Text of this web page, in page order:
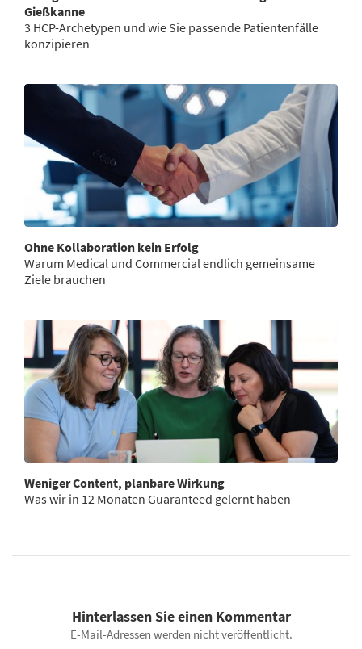
Gießkanne
3 HCP-Archetypen und wie Sie passende Patientenfälle
konzipieren
Ohne Kollaboration kein Erfolg
Warum Medical und Commercial endlich gemeinsame
Ziele brauchen
Weniger Content, planbare Wirkung
Was wir in 12 Monaten Guaranteed gelernt haben
Hinterlassen Sie einen Kommentar
E-Mail-Adressen werden nicht veröffentlicht.